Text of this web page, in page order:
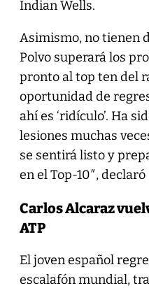
Indian Wells.
Asimismo, no tienen
Polvo superará los
pronto al top ten del
oportunidad de
ahí es ‘ridículo’. Ha
lesiones muchas
se sentirá listo y
en el Top-10″,
Carlos Alcaraz
ATP
El joven español
escalafón mundial,